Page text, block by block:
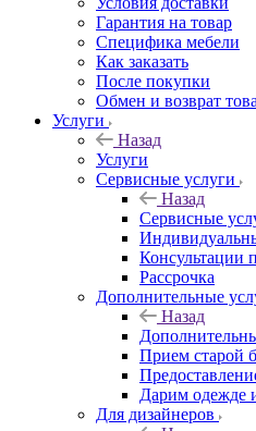
Гарантия на товар
Специфика мебели
Как заказать
После покупки
Обмен и возврат
Услуги
Назад
Услуги
Сервисные услуги
Назад
Сервисные
Консультации
Рассрочка
Дополнительные
Назад
Прием старой
Дарим одежде
Для дизайнеров